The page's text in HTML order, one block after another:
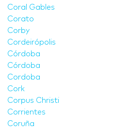
Coral Gables
Corato
Corby
Cordeirópolis
Córdoba
Córdoba
Cordoba
Cork
Corpus Christi
Corrientes
Coruña